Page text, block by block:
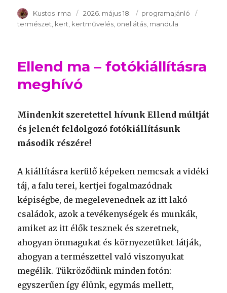
Szerző
Kustos Irma Publikálva
2026. május 18. Témakör
programajánló
természet kert kertművelés önellátás mandula
Ellend ma – fotókiállításra
meghívó
Mindenkit szeretettel hívunk Ellend múltját
és jelenét feldolgozó fotókiállításunk
második részére!
A kiállításra kerülő képeken nemcsak a vidéki
táj, a falu terei, kertjei fogalmazódnak
képiségbe, de megelevenednek az itt lakó
családok, azok a tevékenységek és munkák,
amiket az itt élők tesznek és szeretnek,
ahogyan önmagukat és környezetüket látják,
ahogyan a természettel való viszonyukat
megélik. Tükröződünk minden fotón:
egyszerűen így élünk, egymás mellett,